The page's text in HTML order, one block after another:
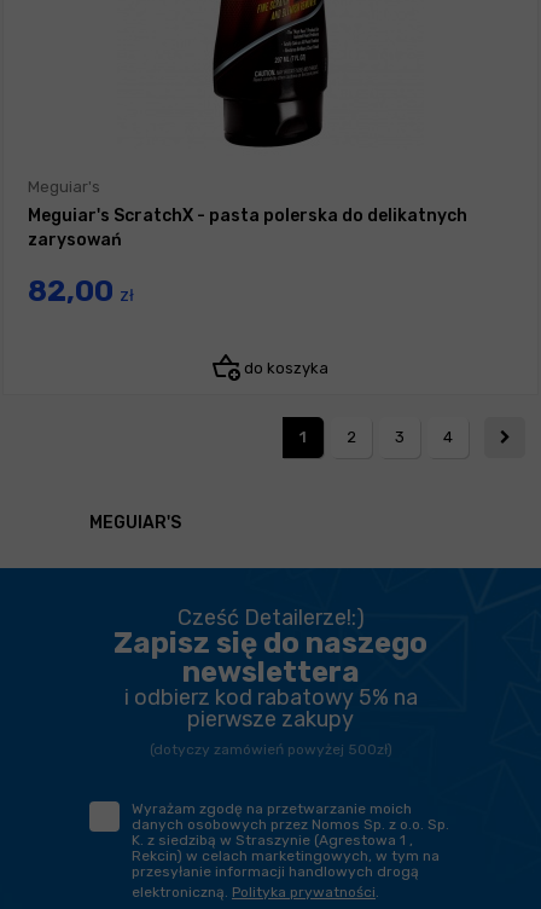
Meguiar's
Meguiar's ScratchX - pasta polerska do delikatnych
zarysowań
82,00 zł
do koszyka
1 2 3 4
MEGUIAR'S
Cześć Detailerze!:)
Zapisz się do naszego
newslettera
i odbierz kod rabatowy 5% na
pierwsze zakupy
(dotyczy zamówień powyżej 500zł)
Wyrażam zgodę na przetwarzanie moich
danych osobowych przez Nomos Sp. z o.o. Sp.
K. z siedzibą w Straszynie (Agrestowa 1 ,
Rekcin) w celach marketingowych, w tym na
przesyłanie informacji handlowych drogą
elektroniczną. Polityka prywatności